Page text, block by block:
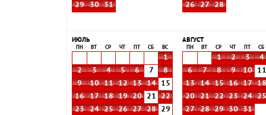
29
30 31
26
27 28
ИЮЛЬ
ПН ВТ СР ЧТ СБ ВС
1
2
3 4 5 6 7
8
9
10 11 12 13 14
15
16
17 18 19 20 21
22
23
24 25 26 27 28
29
АВГУСТ
ПН ВТ СР ЧТ СБ
1 2 3 4
6
7 8 9 10 11
13
14 15 16 17 18
20
21 22 23 24 25
27
28 29 30 31